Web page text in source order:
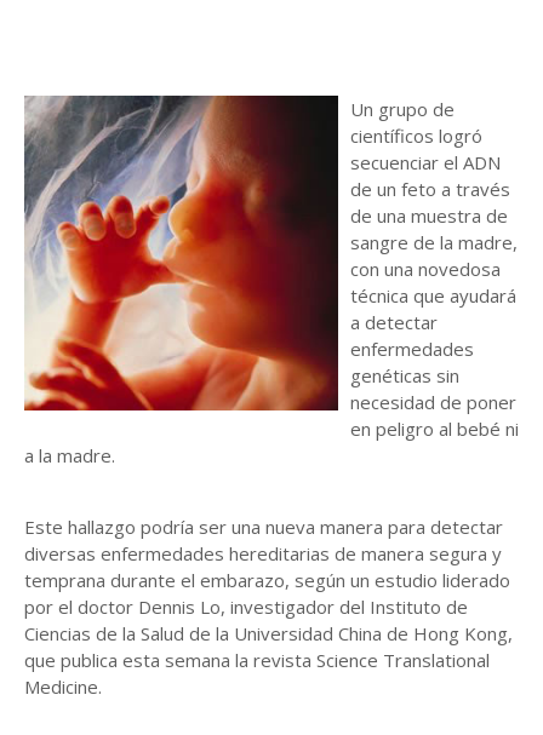
Un grupo de
científicos logró
secuenciar el ADN
de un feto a través
de una muestra de
sangre de la madre,
con una novedosa
técnica que ayudará
a detectar
enfermedades
genéticas sin
necesidad de poner
en peligro al bebé ni
a la madre.
Este hallazgo podría ser una nueva manera para detectar
diversas enfermedades hereditarias de manera segura y
temprana durante el embarazo, según un estudio liderado
por el doctor Dennis Lo, investigador del Instituto de
Ciencias de la Salud de la Universidad China de Hong Kong,
que publica esta semana la revista Science Translational
Medicine.